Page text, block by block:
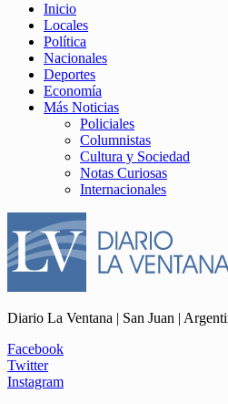
Inicio
Locales
Política
Nacionales
Deportes
Economía
Más Noticias
Policiales
Columnistas
Cultura y Sociedad
Notas Curiosas
Internacionales
Diario La Ventana | San Juan |
Facebook
Twitter
Instagram